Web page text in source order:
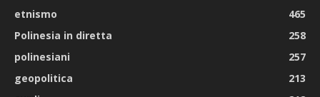
etnismo
465
Polinesia in diretta
258
polinesiani
257
geopolitica
213